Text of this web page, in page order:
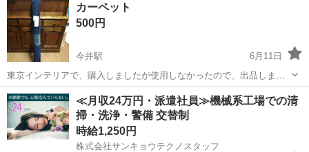
カーペット
500円
今井駅
6月11日
東京インテリアで、購入しましたが使用しなかったので、出品しま
す。 新品未使用です。
長野 長野市 今井駅 カーペット/マット/ラグ
カーペット
≪月収24万円・派遣社員≫機械系工場での清
掃・洗浄・警備 交替制
時給1,250円
株式会社サンキョウテクノスタッフ